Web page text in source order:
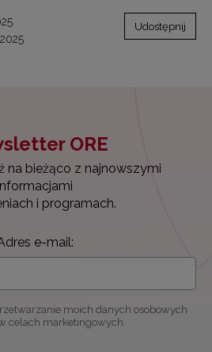
Udostępnij
ORE
na bieżąco z najnowszymi
i programach.
e-mail:
moich danych osobowych
celach marketingowych.